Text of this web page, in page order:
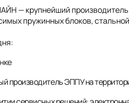
— крупнейший производитель
пружинных блоков,
производитель ЭППУ на